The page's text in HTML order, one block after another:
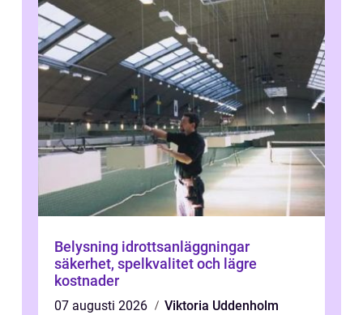
Belysning idrottsanläggningar
säkerhet, spelkvalitet och lägre
kostnader
07 augusti 2026
Viktoria Uddenholm